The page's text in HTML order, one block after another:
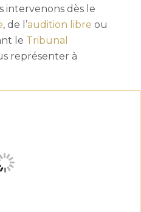
intervenons dès le
, de l’audition libre ou
le Tribunal
représenter à